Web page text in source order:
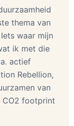
thema van
waar mijn
ik met die
actief
Rebellion,
van
CO2 footprint